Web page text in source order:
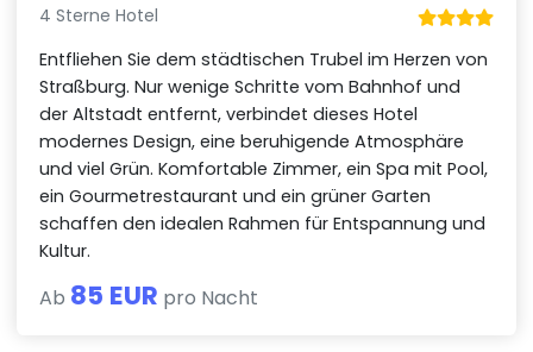
4 Sterne Hotel
Entfliehen Sie dem städtischen Trubel im Herzen von
Straßburg. Nur wenige Schritte vom Bahnhof und
der Altstadt entfernt, verbindet dieses Hotel
modernes Design, eine beruhigende Atmosphäre
und viel Grün. Komfortable Zimmer, ein Spa mit Pool,
ein Gourmetrestaurant und ein grüner Garten
schaffen den idealen Rahmen für Entspannung und
Kultur.
Ab 85 EUR pro Nacht